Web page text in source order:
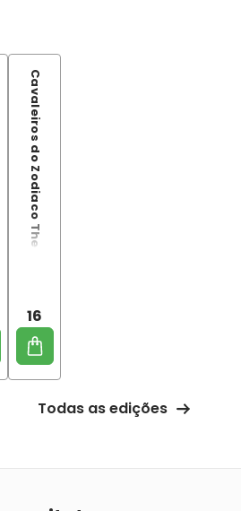
Cavaleiros do Zodiaco The Lost Canvas Gaiden Especial Vol. 16
16
Todas as edições